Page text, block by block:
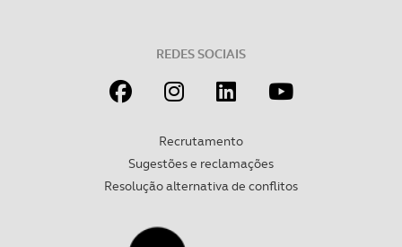
REDES SOCIAIS
Recrutamento
Sugestões e reclamações
Resolução alternativa de conflitos